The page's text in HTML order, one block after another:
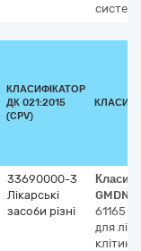
КЛАСИФІКАТОР
ДК 021:2015
(CPV)
33690000-3
Лікарські
засоби різні
GMDN-
61165
для
клітин